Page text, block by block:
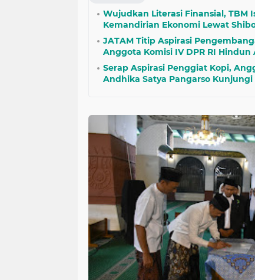
Wujudkan Literasi Finansial, TBM
Kemandirian Ekonomi Lewat
JATAM Titip Aspirasi
Anggota Komisi IV DPR RI Hindun
Serap Aspirasi Penggiat Kopi,
Andhika Satya Pangarso Kunjungi